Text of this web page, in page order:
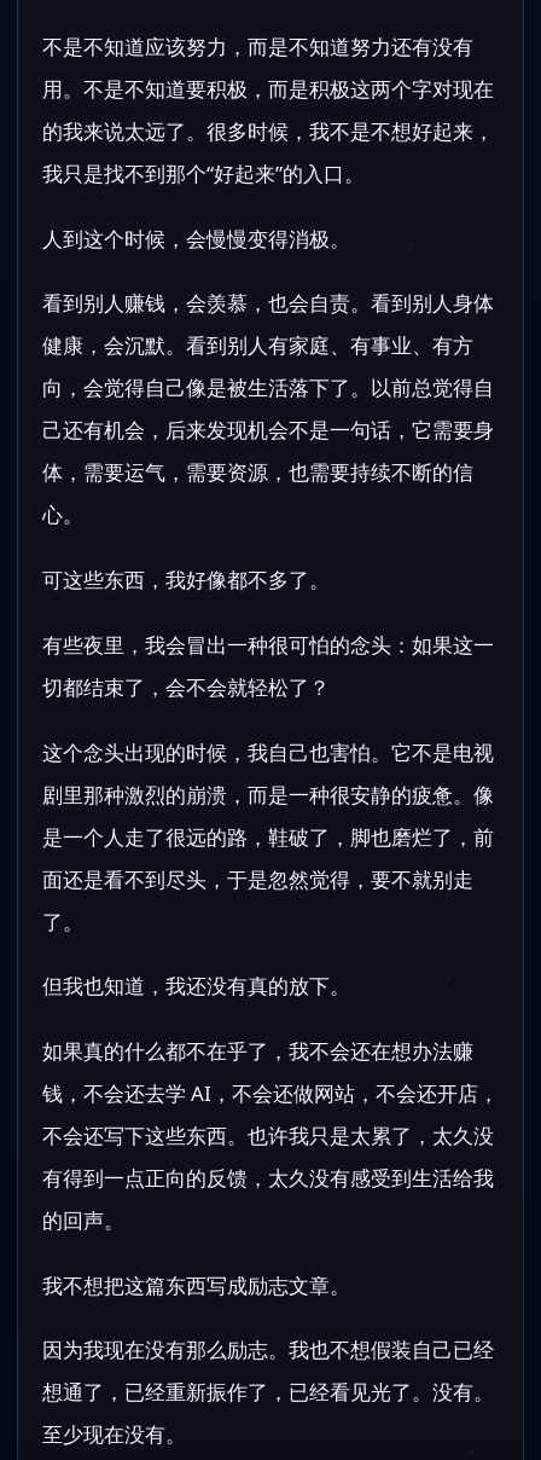
不是不知道应该努力，而是不知道努力还有没有
用。不是不知道要积极，而是积极这两个字对现在
的我来说太远了。很多时候，我不是不想好起来，
我只是找不到那个“好起来”的入口。
人到这个时候，会慢慢变得消极。
看到别人赚钱，会羡慕，也会自责。看到别人身体
健康，会沉默。看到别人有家庭、有事业、有方
向，会觉得自己像是被生活落下了。以前总觉得自
己还有机会，后来发现机会不是一句话，它需要身
体，需要运气，需要资源，也需要持续不断的信
心。
可这些东西，我好像都不多了。
有些夜里，我会冒出一种很可怕的念头：如果这一
切都结束了，会不会就轻松了？
这个念头出现的时候，我自己也害怕。它不是电视
剧里那种激烈的崩溃，而是一种很安静的疲惫。像
是一个人走了很远的路，鞋破了，脚也磨烂了，前
面还是看不到尽头，于是忽然觉得，要不就别走
了。
但我也知道，我还没有真的放下。
如果真的什么都不在乎了，我不会还在想办法赚
钱，不会还去学 AI，不会还做网站，不会还开店，
不会还写下这些东西。也许我只是太累了，太久没
有得到一点正向的反馈，太久没有感受到生活给我
的回声。
我不想把这篇东西写成励志文章。
因为我现在没有那么励志。我也不想假装自己已经
想通了，已经重新振作了，已经看见光了。没有。
至少现在没有。